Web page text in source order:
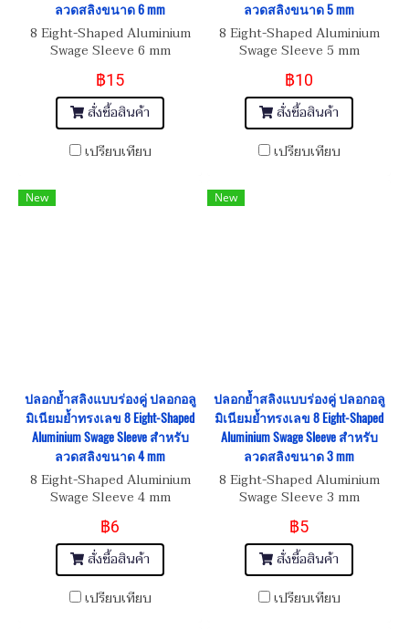
ลวดสลิงขนาด 6 mm
8 Eight-Shaped Aluminium
Swage Sleeve 6 mm
฿15
สั่งซื้อสินค้า
เปรียบเทียบ
ลวดสลิงขนาด 5 mm
8 Eight-Shaped Aluminium
Swage Sleeve 5 mm
฿10
สั่งซื้อสินค้า
เปรียบเทียบ
New
ปลอกย้ำสลิงแบบร่องคู่ ปลอกอลู
มิเนียมย้ำทรงเลข 8 Eight-Shaped
Aluminium Swage Sleeve สำหรับ
ลวดสลิงขนาด 4 mm
8 Eight-Shaped Aluminium
Swage Sleeve 4 mm
฿6
สั่งซื้อสินค้า
เปรียบเทียบ
New
ปลอกย้ำสลิงแบบร่องคู่ ปลอกอลู
มิเนียมย้ำทรงเลข 8 Eight-Shaped
Aluminium Swage Sleeve สำหรับ
ลวดสลิงขนาด 3 mm
8 Eight-Shaped Aluminium
Swage Sleeve 3 mm
฿5
สั่งซื้อสินค้า
เปรียบเทียบ